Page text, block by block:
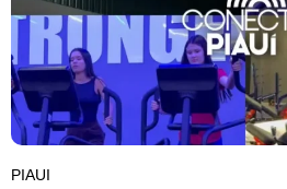
PIAUI